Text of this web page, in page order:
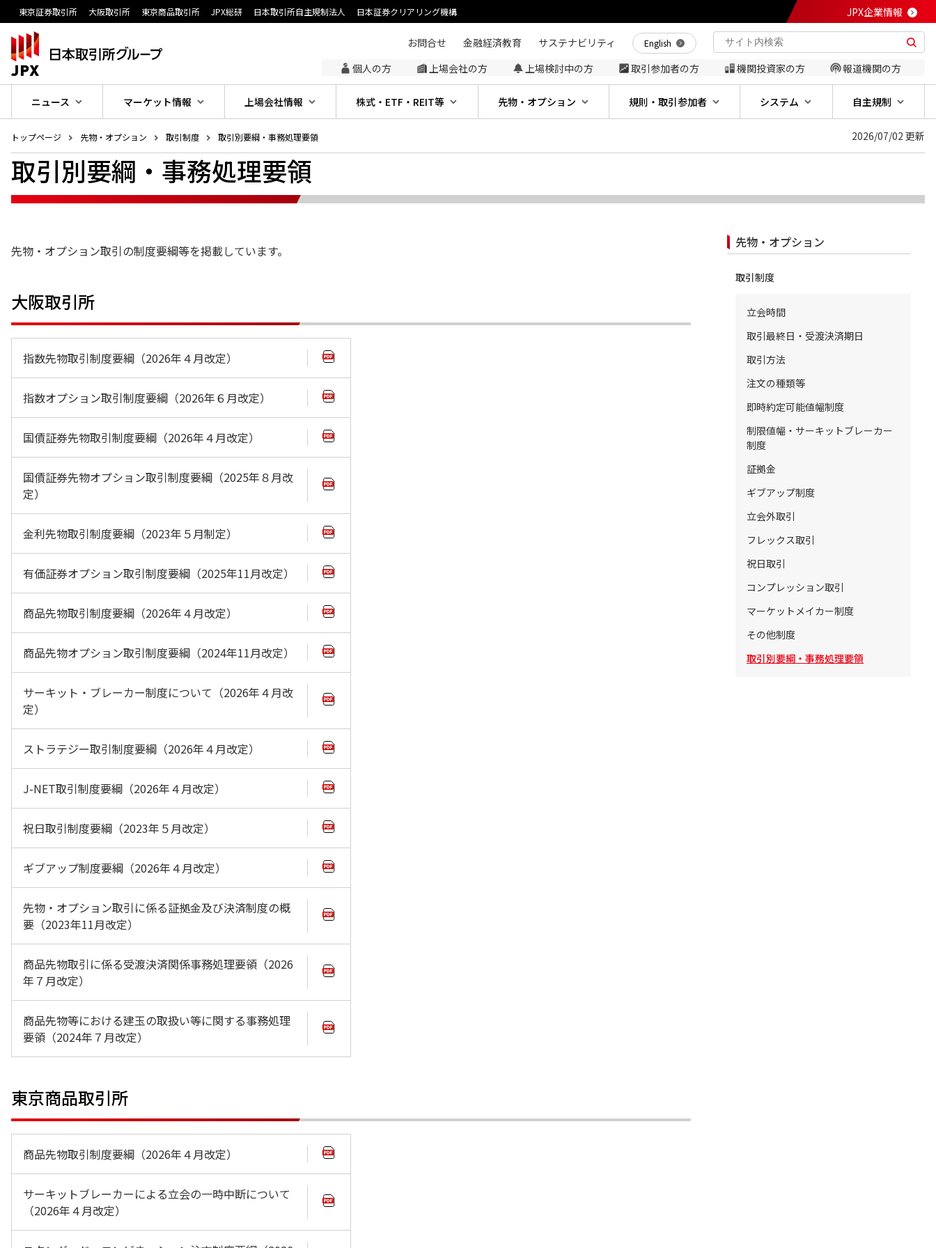
東京証券取引所 大阪取引所 東京商品取引所 JPX総研 日本取引所自主規制法人 日本証券クリアリング機構 JPX企業情報
ニュース マーケット情報 上場会社情報 株式・ETF・REIT等 先物・オプション 規則・取引参加者 システム 自主規制
個人の方 上場会社の方 上場検討中の方 取引参加者の方 機関投資家の方 報道機関の方
お問合せ 金融経済教育 サステナビリティ English
トップページ 先物・オプション 取引制度 取引別要綱・事務処理要領 2026/07/02 更新
取引別要綱・事務処理要領
先物・オプション取引の制度要綱等を掲載しています。
大阪取引所
指数先物取引制度要綱（2026年４月改定）
指数オプション取引制度要綱（2026年６月改定）
国債証券先物取引制度要綱（2026年４月改定）
国債証券先物オプション取引制度要綱（2025年８月改
定）
金利先物取引制度要綱（2023年５月制定）
有価証券オプション取引制度要綱（2025年11月改定）
商品先物取引制度要綱（2026年４月改定）
商品先物オプション取引制度要綱（2024年11月改定）
サーキット・ブレーカー制度について（2026年４月改
定）
ストラテジー取引制度要綱（2026年４月改定）
J-NET取引制度要綱（2026年４月改定）
祝日取引制度要綱（2023年５月改定）
ギブアップ制度要綱（2026年４月改定）
先物・オプション取引に係る証拠金及び決済制度の概
要（2023年11月改定）
商品先物取引に係る受渡決済関係事務処理要領（2026
年７月改定）
商品先物等における建玉の取扱い等に関する事務処理
要領（2024年７月改定）
東京商品取引所
商品先物取引制度要綱（2026年４月改定）
サーキットブレーカーによる立会の一時中断について
（2026年４月改定）
先物・オプション
取引制度
立会時間
取引最終日・受渡決済期日
取引方法
注文の種類等
即時約定可能値幅制度
制限値幅・サーキットブレーカー
制度
証拠金
ギブアップ制度
立会外取引
フレックス取引
祝日取引
コンプレッション取引
マーケットメイカー制度
その他制度
取引別要綱・事務処理要領